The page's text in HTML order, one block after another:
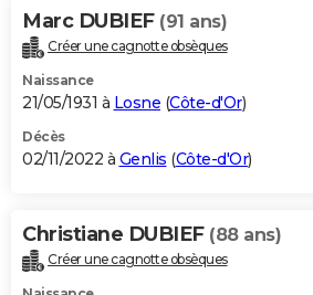
Marc DUBIEF (91 ans)
Créer une cagnotte obsèques
Naissance
21/05/1931 à Losne (Côte-d'Or)
Décès
02/11/2022 à Genlis (Côte-d'Or)
Christiane DUBIEF (88 ans)
Créer une cagnotte obsèques